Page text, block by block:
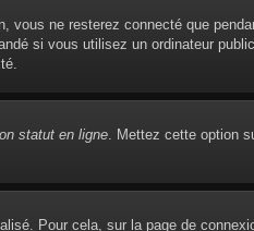
vous ne resterez connecté que
si vous utilisez un ordinateur
statut en ligne. Mettez cette option
Pour cela, sur la page de